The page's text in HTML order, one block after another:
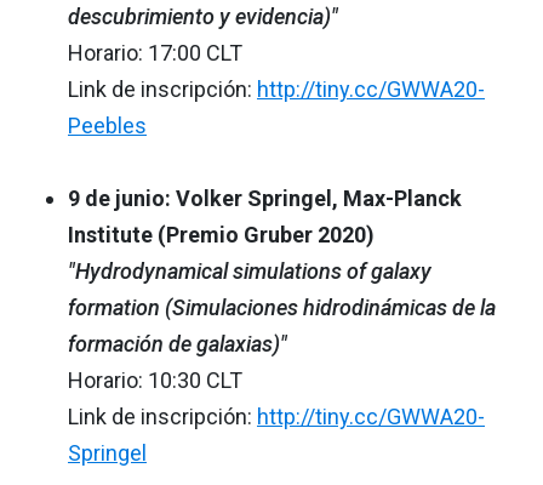
descubrimiento y evidencia)"
Horario: 17:00 CLT
Link de inscripción: http://tiny.cc/GWWA20-
Peebles
9 de junio: Volker Springel, Max-Planck
Institute (Premio Gruber 2020)
"Hydrodynamical simulations of galaxy
formation (Simulaciones hidrodinámicas de la
formación de galaxias)"
Horario: 10:30 CLT
Link de inscripción: http://tiny.cc/GWWA20-
Springel